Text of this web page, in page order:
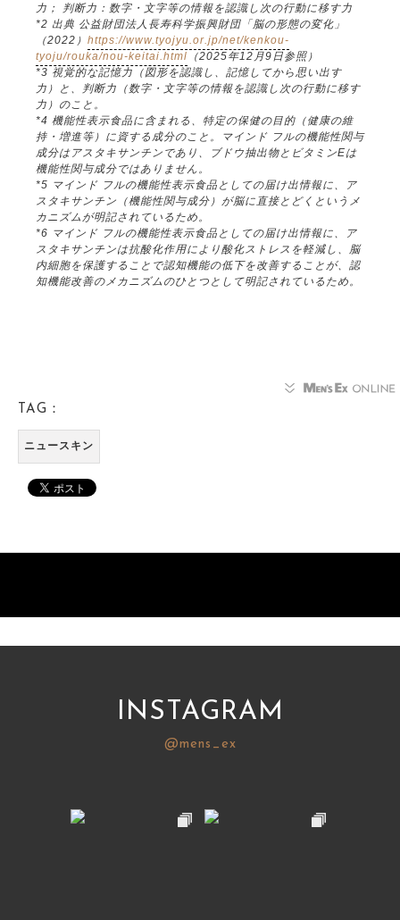
力； 判断力：数字・文字等の情報を認識し次の行動に移す力
*2 出典 公益財団法人長寿科学振興財団「脳の形態の変化」
（2022） https://www.tyojyu.or.jp/net/kenkou-
tyoju/rouka/nou-keitai.html （2025年12月9日参照）
*3 視覚的な記憶力（図形を認識し、記憶してから思い出す
力）と、判断力（数字・文字等の情報を認識し次の行動に移す
力）のこと。
*4 機能性表示食品に含まれる、特定の保健の目的（健康の維
持・増進等）に資する成分のこと。マインド フルの機能性関与
成分はアスタキサンチンであり、ブドウ抽出物とビタミンEは
機能性関与成分ではありません。
*5 マインド フルの機能性表示食品としての届け出情報に、ア
スタキサンチン（機能性関与成分）が脳に直接とどくというメ
カニズムが明記されているため。
*6 マインド フルの機能性表示食品としての届け出情報に、ア
スタキサンチンは抗酸化作用により酸化ストレスを軽減し、脳
内細胞を保護することで認知機能の低下を改善することが、認
知機能改善のメカニズムのひとつとして明記されているため。
TAG：
ニュースキン
INSTAGRAM
@mens_ex